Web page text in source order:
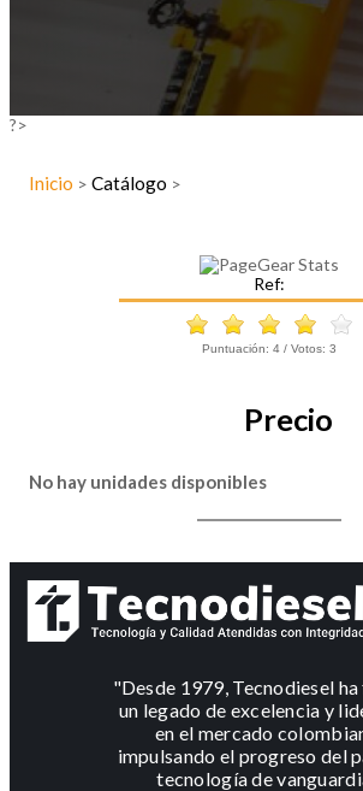
?>
Inicio > Catálogo >
Ref:
Puntuación: 4 / Votos: 3
Precio
No hay unidades disponibles
"Desde 1979, Tecnodiesel
un legado de excelencia y
en el mercado
impulsando el progreso del
tecnología de